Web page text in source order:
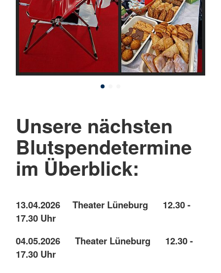
Unsere nächsten
Blutspendetermine
im Überblick:
13.04.2026 Theater Lüneburg 12.30 -
17.30 Uhr
04.05.2026 Theater Lüneburg 12.30 -
17.30 Uhr